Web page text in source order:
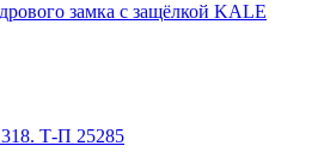
замка с защёлкой KALE